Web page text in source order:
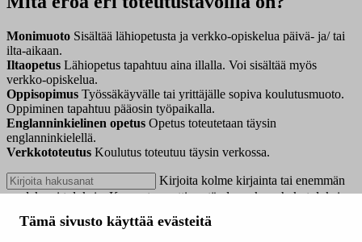
Tämä sivusto käyttää evästeitä
Monimuoto Sisältää lähiopetusta ja verkko-opiskelua päivä- ja/ tai
ilta-aikaan.
Iltaopetus Lähiopetus tapahtuu aina illalla. Voi sisältää myös
verkko-opiskelua.
Oppisopimus Työssäkäyvälle tai yrittäjälle sopiva koulutusmuoto.
Oppiminen tapahtuu pääosin työpaikalla.
Englanninkielinen opetus Opetus toteutetaan täysin
englanninkielellä.
Verkkototeutus Koulutus toteutuu täysin verkossa.
Kirjoita kolme kirjainta tai enemmän
saadaksesi tuloksia. Kun automaattisen täydennyksen hakutuloksia
valintaan. Kosketuslaitteiden käyttäjille, tutki koskettamalla tai